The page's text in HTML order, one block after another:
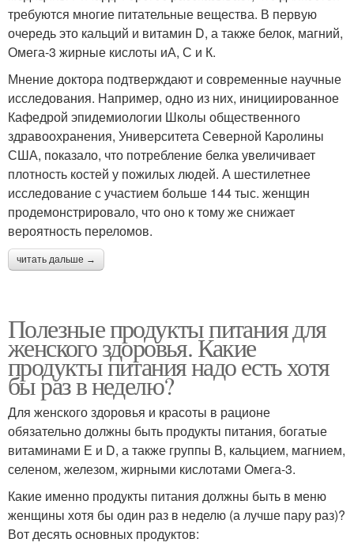
требуются многие питательные вещества. В первую
очередь это кальций и витамин D, а также белок, магний,
Омега-3 жирные кислоты иА, С и К.
Мнение доктора подтверждают и современные научные
исследования. Например, одно из них, инициированное
Кафедрой эпидемиологии Школы общественного
здравоохранения, Университета Северной Каролины
США, показало, что потребление белка увеличивает
плотность костей у пожилых людей. А шестилетнее
исследование с участием больше 144 тыс. женщин
продемонстрировало, что оно к тому же снижает
вероятность переломов.
читать дальше →
Полезные продукты питания для
женского здоровья. Какие
продукты питания надо есть хотя
бы раз в неделю?
Для женского здоровья и красоты в рационе
обязательно должны быть продукты питания, богатые
витаминами Е и D, а также группы В, кальцием, магнием,
селеном, железом, жирными кислотами Омега-3.
Какие именно продукты питания должны быть в меню
женщины хотя бы один раз в неделю (а лучше пару раз)?
Вот десять основных продуктов: